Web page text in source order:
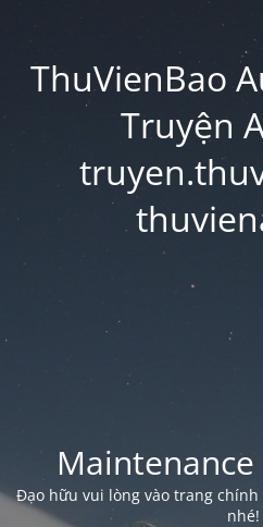
ThuVienBao
Truyện
Đạo hữu vui lòng vào trang chính
nhé!